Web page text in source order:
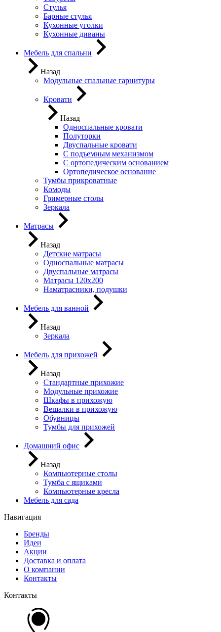
Стулья
Барные стулья
Кухонные уголки
Кухонные диваны
Мебель для спальни
Назад
Модульные спальные гарнитуры
Кровати
Назад
Односпальные кровати
Полуторки
Двуспальные кровати
С подъемным механизмом
С ортопедическим основанием
Ортопедическое основание
Тумбы прикроватные
Комоды
Гримерные столы
Зеркала
Матрасы
Назад
Детские матрасы
Односпальные матрасы
Двуспальные матрасы
Матрасы 120х200
Наматрасники, подушки
Мебель для ванной
Назад
Зеркала
Мебель для прихожей
Назад
Стандартные прихожие
Модульные прихожие
Шкафы в прихожую
Вешалки в прихожую
Обувницы
Тумбы для прихожей
Домашний офис
Назад
Компьютерные столы
Тумба с ящиками
Компьютерные кресла
Мебель для сада
Навигация
Бренды
Идеи
Акции
Доставка и оплата
О компании
Контакты
Контакты